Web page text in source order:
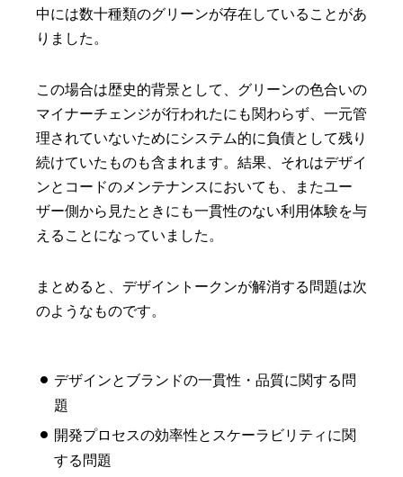
中には数十種類のグリーンが存在していることがあ
りました。
この場合は歴史的背景として、グリーンの色合いの
マイナーチェンジが行われたにも関わらず、一元管
理されていないためにシステム的に負債として残り
続けていたものも含まれます。結果、それはデザイ
ンとコードのメンテナンスにおいても、またユー
ザー側から見たときにも一貫性のない利用体験を与
えることになっていました。
まとめると、デザイントークンが解消する問題は次
のようなものです。
デザインとブランドの一貫性・品質に関する問
題
開発プロセスの効率性とスケーラビリティに関
する問題